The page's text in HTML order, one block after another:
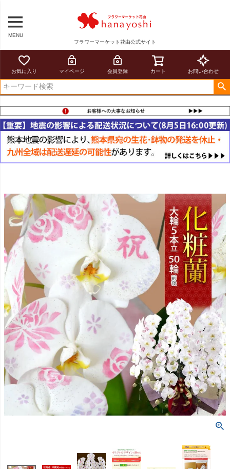
MENU
フラワーマーケット花由公式サイト
お気に入り マイページ 会員登録 カート お問い合わせ